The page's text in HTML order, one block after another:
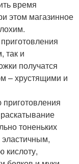
время
этом магазинное
так и
получатся
– хрустящими и
тоненьких
кислоту,